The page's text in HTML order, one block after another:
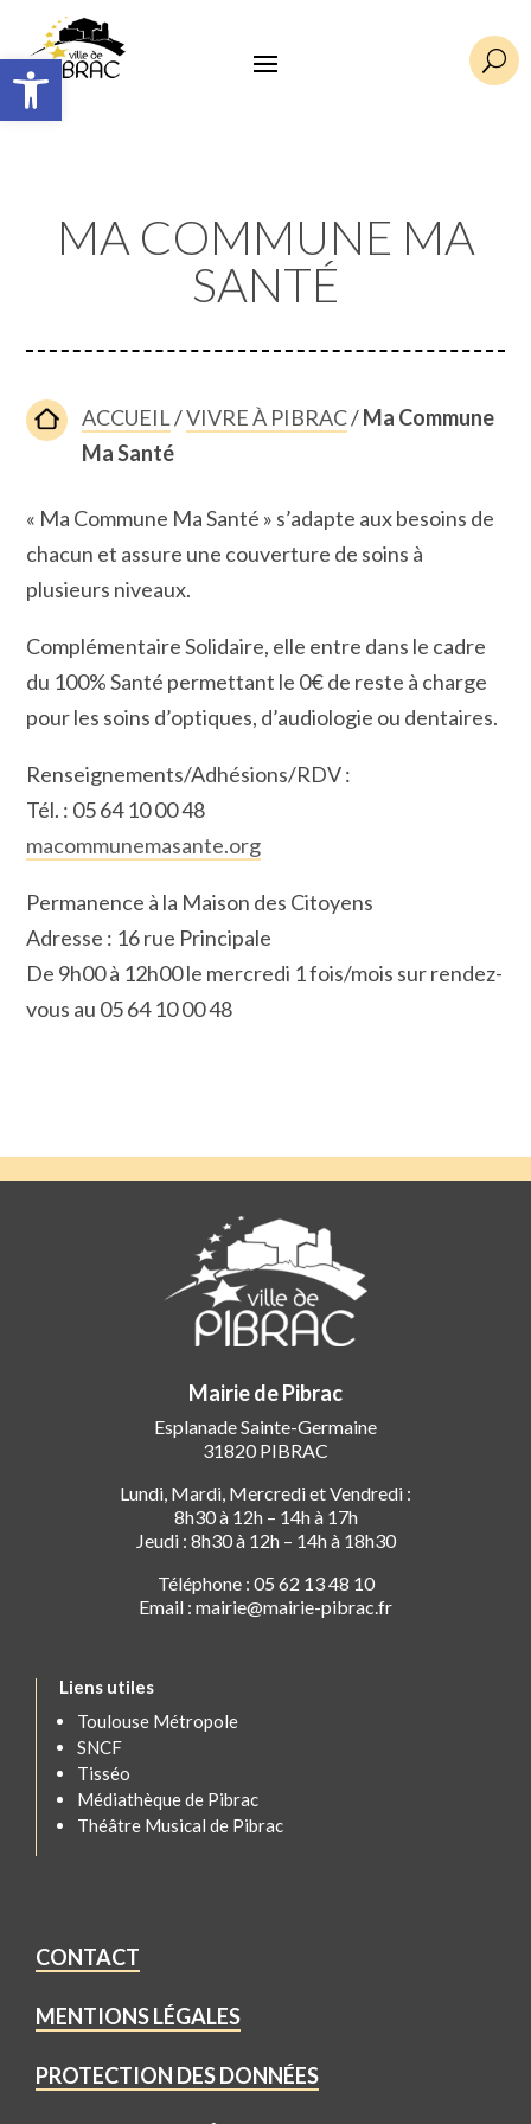
Ouvrir la barre d’outils U
MA COMMUNE MA
SANTÉ
ACCUEIL/VIVRE À PIBRAC/Ma Commune
Ma Santé
« Ma Commune Ma Santé » s’adapte aux besoins de
chacun et assure une couverture de soins à
plusieurs niveaux.
Complémentaire Solidaire, elle entre dans le cadre
du 100% Santé permettant le 0€ de reste à charge
pour les soins d’optiques, d’audiologie ou dentaires.
Renseignements/Adhésions/RDV :
Tél. : 05 64 10 00 48
macommunemasante.org
Permanence à la Maison des Citoyens
Adresse : 16 rue Principale
De 9h00 à 12h00 le mercredi 1 fois/mois sur rendez-
vous au 05 64 10 00 48
Mairie de Pibrac
Esplanade Sainte-Germaine
31820 PIBRAC
Lundi, Mardi, Mercredi et Vendredi :
8h30 à 12h – 14h à 17h
Jeudi : 8h30 à 12h – 14h à 18h30
Téléphone : 05 62 13 48 10
Email : mairie@mairie-pibrac.fr
Liens utiles
Toulouse Métropole
SNCF
Tisséo
Médiathèque de Pibrac
Théâtre Musical de Pibrac
CONTACT
MENTIONS LÉGALES
PROTECTION DES DONNÉES